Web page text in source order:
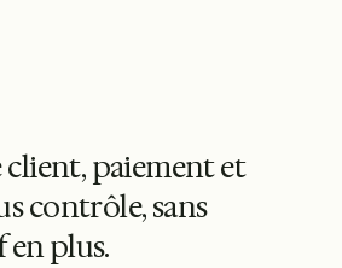
client,paiementet
scontrôle,sans
enplus.